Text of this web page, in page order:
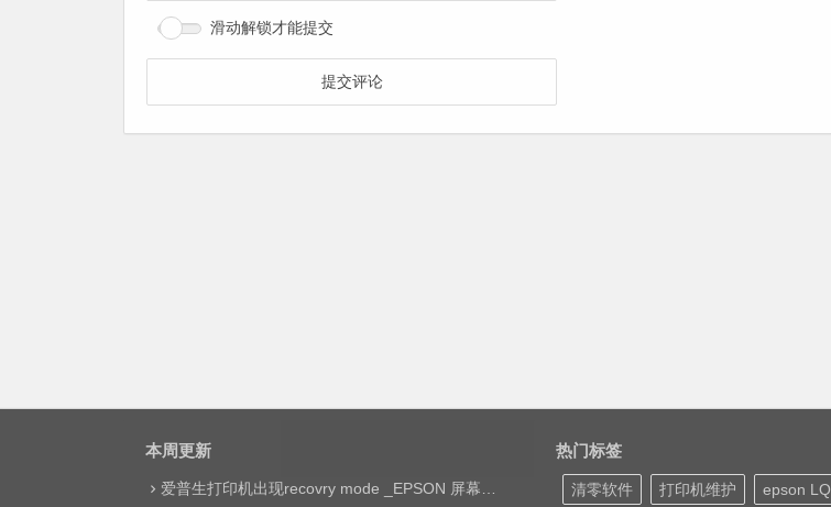
滑动解锁才能提交
本周更新
爱普生打印机出现recovry mode _EPSON 屏幕显示printer mode set jig网络远程维修
热门标签
清零软件 打印机维护 epson LQ